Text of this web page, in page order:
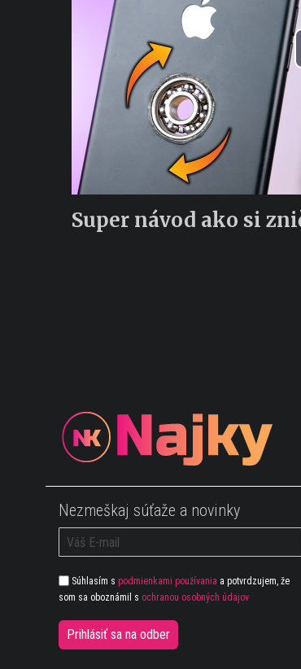
Super návod ako si
Nezmeškaj súťaže a novinky
Súhlasím s podmienkami používania a potvrdzujem, že
som sa oboznámil s ochranou osobných údajov
Prihlásiť sa na odber